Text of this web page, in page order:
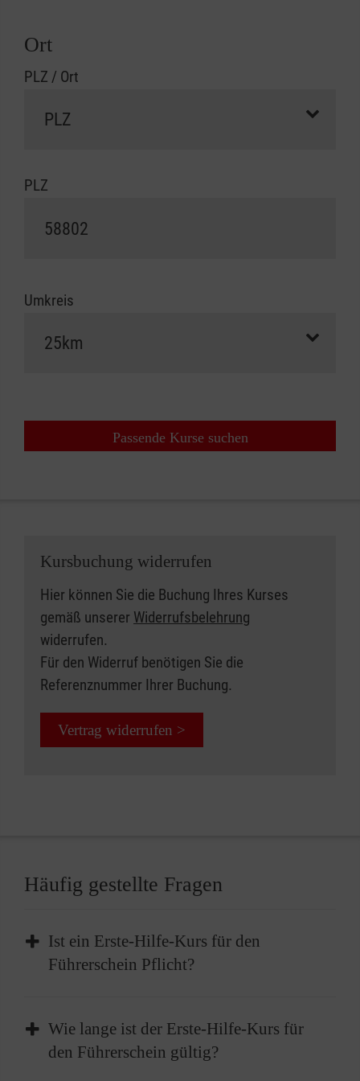
Ort
PLZ / Ort
PLZ
Umkreis
Passende Kurse suchen
Kursbuchung widerrufen
Hier können Sie die Buchung Ihres Kurses
gemäß unserer Widerrufsbelehrung
widerrufen.
Für den Widerruf benötigen Sie die
Referenznummer Ihrer Buchung.
Vertrag widerrufen >
Häufig gestellte Fragen
Ist ein Erste-Hilfe-Kurs für den
Führerschein Pflicht?
Die Teilnahme an einem Erste-Hilfe-Kurs ist
Pflicht, bevor Sie Ihren Führerschein erhalten
können. Vor der Führerscheinprüfung müssen
Wie lange ist der Erste-Hilfe-Kurs für
den Führerschein gültig?